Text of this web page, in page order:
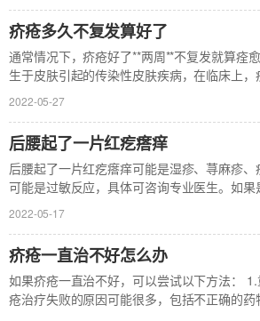
疥疮多久不复发算好了
通常情况下，疥疮好了**两周**不复发就算痊
生于皮肤引起的传染性皮肤疾病，在临床上，
2022-05-27
后腰起了一片红疙瘩痒
后腰起了一片红疙瘩痒可能是湿疹、荨麻疹
可能是过敏反应，具体可咨询专业医生。如果
2022-05-17
疥疮一直治不好怎么办
如果疥疮一直治不好，可以尝试以下方法： 1.重新评估治疗方案：疥
疮治疗失败的原因可能很多，包括不正确的药